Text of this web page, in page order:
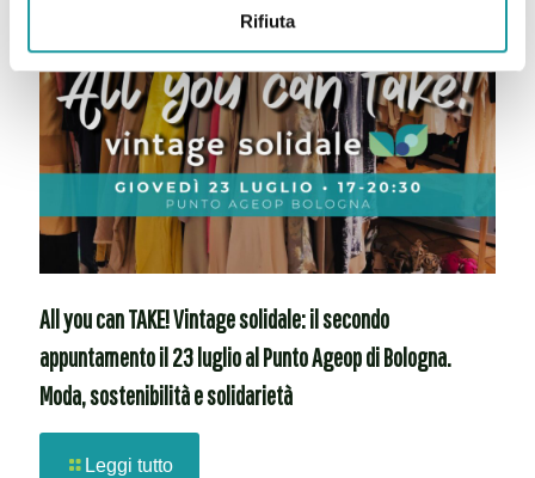
Rifiuta
All you can TAKE! Vintage solidale: il secondo
appuntamento il 23 luglio al Punto Ageop di Bologna.
Moda, sostenibilità e solidarietà
Leggi tutto